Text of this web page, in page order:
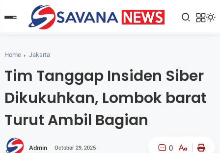
Home Jakarta
Tim Tanggap Insiden Siber
Dikukuhkan, Lombok barat
Turut Ambil Bagian
Admin October 29, 2025 0